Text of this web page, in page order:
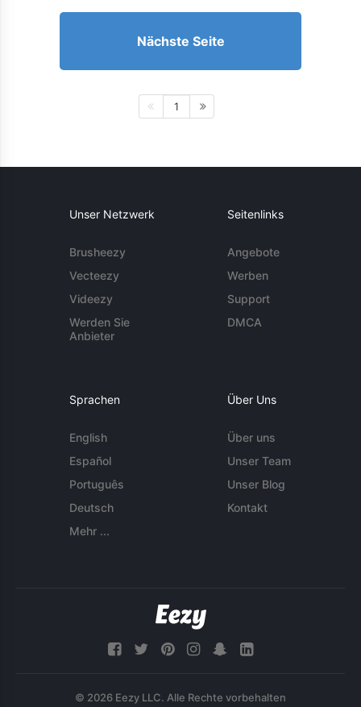
Nächste Seite
1
Unser Netzwerk
Brusheezy
Vecteezy
Videezy
Werden Sie
Anbieter
Seitenlinks
Angebote
Werben
Support
DMCA
Sprachen
English
Español
Português
Deutsch
Mehr ...
Über Uns
Über uns
Unser Team
Unser Blog
Kontakt
© 2026 Eezy LLC. Alle Rechte vorbehalten